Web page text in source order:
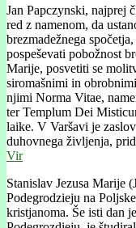
Jan Papczynski, najprej
red z namenom, da
brezmadežnega
pospeševati pobožnost
Marije, posvetiti se
siromašnimi in
njimi Norma Vitae,
ter Templum Dei
laike. V Varšavi je
duhovnega življenja,
Vir
Stanislav Jezusa Marije
Podegrodzieju na
kristjanoma. Še isti dan